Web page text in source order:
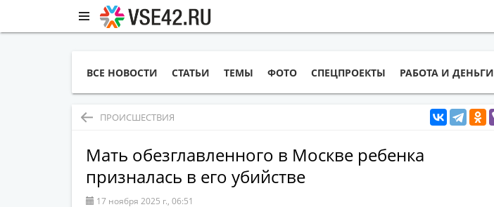
ВСЕ НОВОСТИ СТАТЬИ ТЕМЫ ФОТО СПЕЦПРОЕКТЫ РАБОТА И ДЕНЬГИ
ПРОИСШЕСТВИЯ
Мать обезглавленного в Москве ребенка
призналась в его убийстве
17 ноября 2025 г., 06:51